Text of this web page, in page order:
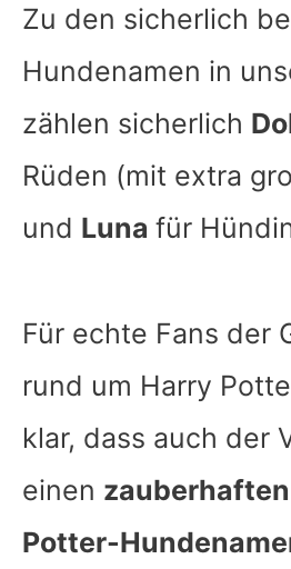
Zu den sicherlich
Hundenamen in
zählen sicherlich
Rüden (mit extra
und Luna für
Für echte Fans der
rund um Harry
klar, dass auch der
einen
Potter-